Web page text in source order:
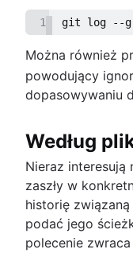
1 git log --
Można również
powodujący
dopasowywaniu
Według
Nieraz interesują
zaszły w
historię
podać jego
polecenie